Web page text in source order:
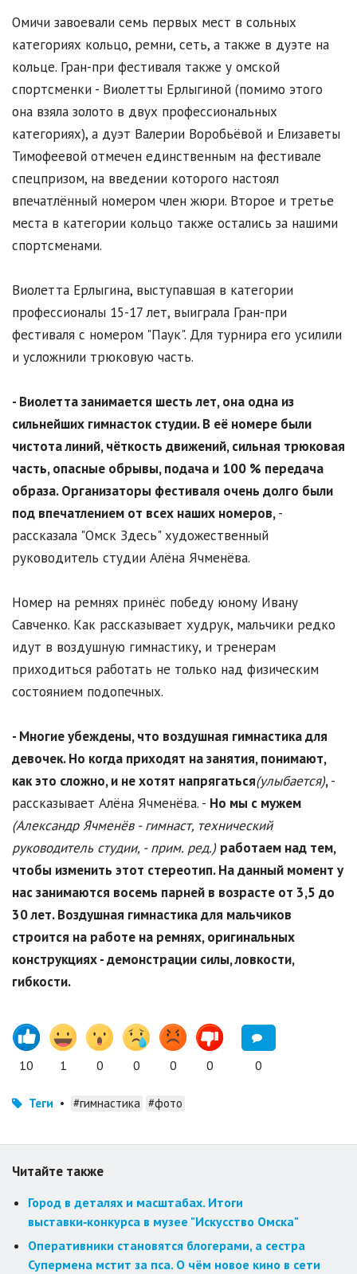
Омичи завоевали семь первых мест в сольных
категориях кольцо, ремни, сеть, а также в дуэте на
кольце. Гран-при фестиваля также у омской
спортсменки - Виолетты Ерлыгиной (помимо этого
она взяла золото в двух профессиональных
категориях), а дуэт Валерии Воробьёвой и Елизаветы
Тимофеевой отмечен единственным на фестивале
спецпризом, на введении которого настоял
впечатлённый номером член жюри. Второе и третье
места в категории кольцо также остались за нашими
спортсменами.
Виолетта Ерлыгина, выступавшая в категории
профессионалы 15-17 лет, выиграла Гран-при
фестиваля с номером "Паук". Для турнира его усилили
и усложнили трюковую часть.
- Виолетта занимается шесть лет, она одна из
сильнейших гимнасток студии. В её номере были
чистота линий, чёткость движений, сильная трюковая
часть, опасные обрывы, подача и 100 % передача
образа. Организаторы фестиваля очень долго были
под впечатлением от всех наших номеров,-
рассказала "Омск Здесь" художественный
руководитель студии Алёна Ячменёва.
Номер на ремнях принёс победу юному Ивану
Савченко. Как рассказывает худрук, мальчики редко
идут в воздушную гимнастику, и тренерам
приходиться работать не только над физическим
состоянием подопечных.
- Многие убеждены, что воздушная гимнастика для
девочек. Но когда приходят на занятия, понимают,
как это сложно, и не хотят напрягаться(улыбается),-
рассказывает Алёна Ячменёва. - Но мы с мужем
(Александр Ячменёв - гимнаст, технический
руководитель студии, - прим. ред.) работаем над тем,
чтобы изменить этот стереотип. На данный момент у
нас занимаются восемь парней в возрасте от 3,5 до
30 лет. Воздушная гимнастика для мальчиков
строится на работе на ремнях, оригинальных
конструкциях - демонстрации силы, ловкости,
гибкости.
10 1 0 0 0 0 0
Теги • #гимнастика #фото
Читайте также
Город в деталях и масштабах. Итоги
выставки‑конкурса в музее "Искусство Омска"
Оперативники становятся блогерами, а сестра
Супермена мстит за пса. О чём новое кино в сети